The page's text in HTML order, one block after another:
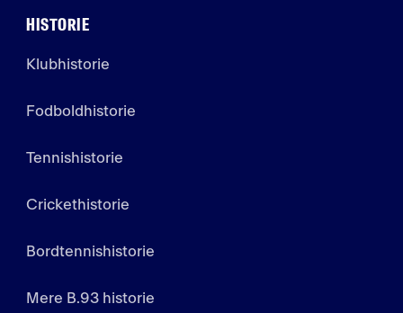
HISTORIE
Klubhistorie
Fodboldhistorie
Tennishistorie
Crickethistorie
Bordtennishistorie
Mere B.93 historie